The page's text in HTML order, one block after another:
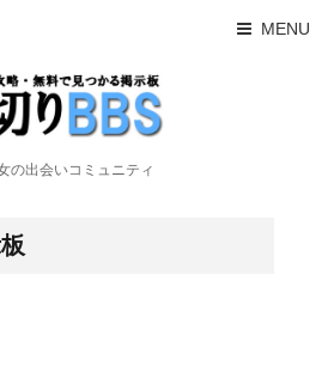
MENU
の出会いコミュニティ